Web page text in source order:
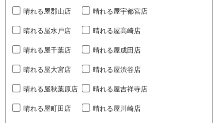
晴れる屋郡山店 晴れる屋宇都宮店
晴れる屋水戸店 晴れる屋高崎店
晴れる屋千葉店 晴れる屋成田店
晴れる屋大宮店 晴れる屋渋谷店
晴れる屋秋葉原店 晴れる屋吉祥寺店
晴れる屋町田店 晴れる屋川崎店